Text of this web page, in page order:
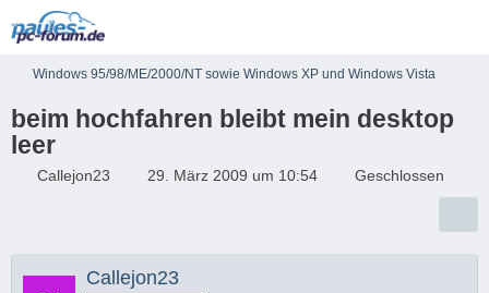
Windows 95/98/ME/2000/NT sowie Windows XP und Windows Vista
beim hochfahren bleibt mein desktop
leer
Callejon23 29. März 2009 um 10:54 Geschlossen
Callejon23